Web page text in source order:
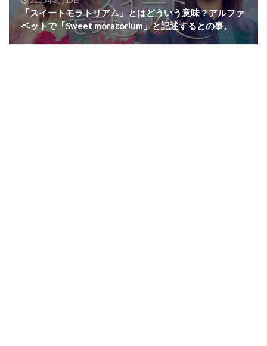
「スイートモラトリアム」とはどういう意味？アルファ
ベットで「Sweet moratorium」と記述するとの事。